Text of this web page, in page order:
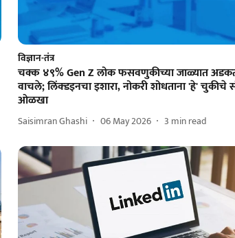
विज्ञान-तंत्र
चक्क ४९% Gen Z लोक फसवणुकीच्या जाळ्यात
वाचले; लिंक्डइनचा इशारा, नोकरी शोधताना 'हे'
ओळखा
Saisimran Ghashi 06 May 2026 3 min read